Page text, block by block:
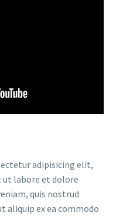
adipisicing elit,
ut labore et dolore
quis nostrud
aliquip ex ea commodo